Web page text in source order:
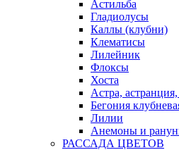
Астильба
Гладиолусы
Каллы (клубни)
Клематисы
Лилейник
Флоксы
Хоста
Астра,
Бегония
Лилии
Анемоны и
РАССАДА ЦВЕТОВ